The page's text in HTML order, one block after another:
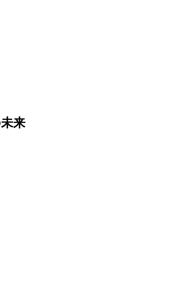
来